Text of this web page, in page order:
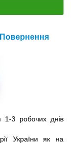
Повернення
1-3 робочих днів
України як на